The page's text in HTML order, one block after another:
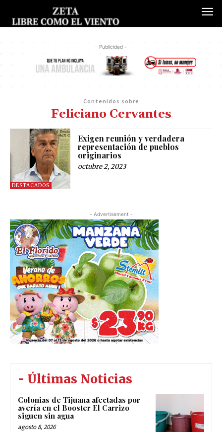
- Publicidad -
Contenidos sobre
Feliciano Cervantes
DESTACADOS
Exigen reunión y verdadera
representación de pueblos
originarios
octubre 2, 2023
- Advertisement -
- Últimas Noticias
Colonias de Tijuana afectadas por
avería en el Booster El Carrizo
siguen sin agua
agosto 8, 2026